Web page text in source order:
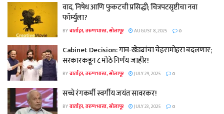
वाद, निषेध आणि फुकटची प्रसिद्धी; चित्रपटसृष्टीचा नवा
फॉर्म्युला?
BYवार्ताहर, तरुण भारत, सोलापूर AUGUST 8, 2025 0
Cabinet Decision: गाव-खेड्यांचा चेहरामोहरा बदलणार;
सरकारकडून ८ मोठे निर्णय जाहीर!
BYवार्ताहर, तरुण भारत, सोलापूर JULY 29, 2025 0
सच्चे रंगकर्मी स्वर्गीय जयंत सावरकर!
BYवार्ताहर, तरुण भारत, सोलापूर JULY 23, 2025 0